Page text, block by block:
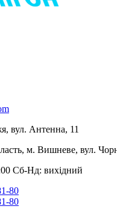
вул. Антенна, 11
м. Вишневе, вул.
Сб-Нд: вихідний
80
80